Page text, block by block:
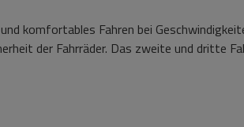
komfortables Fahren bei
der Fahrräder. Das zweite und dritte